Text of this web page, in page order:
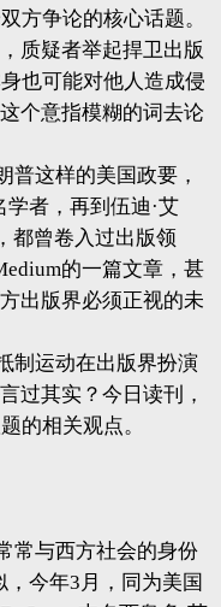
方争论的核心话题。
质疑者举起捍卫出版
也可能对他人造成侵
个意指模糊的词去论
普这样的美国政要，
者，再到伍迪·艾
都曾卷入过出版领
的一篇文章，甚
出版界必须正视的未
制运动在出版界扮演
过其实？今日读刊，
的相关观点。
常与西方社会的身份
今年3月，同为美国